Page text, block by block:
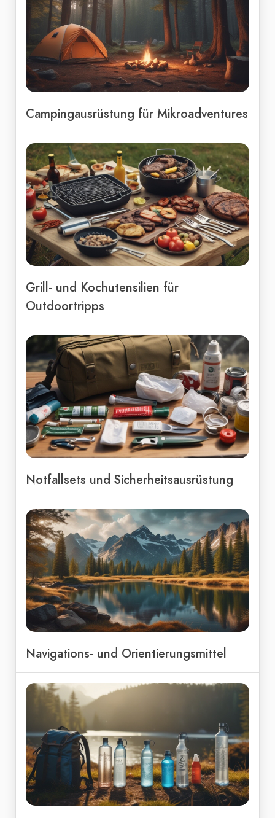
Campingausrüstung für Mikroadventures
Grill- und Kochutensilien für
Outdoortripps
Notfallsets und Sicherheitsausrüstung
Navigations- und Orientierungsmittel